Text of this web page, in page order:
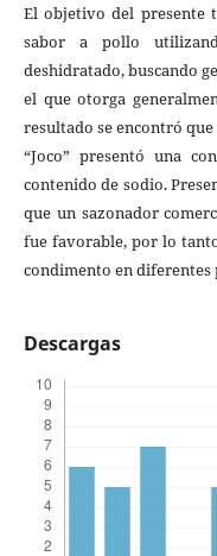
El objetivo del presente
sabor a pollo
deshidratado, buscando
el que otorga
resultado se encontró
“Joco” presentó una
contenido de sodio.
que un sazonador
fue favorable, por lo
condimento en diferentes
Descargas